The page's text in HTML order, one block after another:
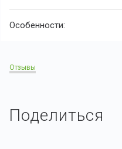
Особенности:
Отзывы
Поделиться